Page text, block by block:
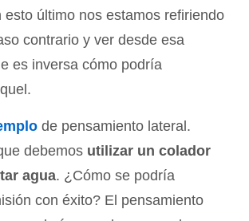
esto último nos estamos refiriendo
contrario y ver desde esa
es inversa cómo podría
de pensamiento lateral.
debemos utilizar un colador
agua. ¿Cómo se podría
con éxito? El pensamiento